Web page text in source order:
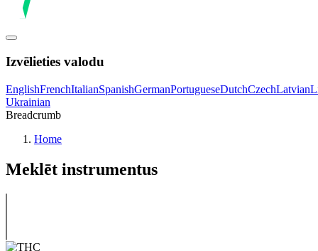
Izvēlieties valodu
EnglishFrenchItalianSpanishGermanPortugueseDutchCzechLatvian
Ukrainian
Breadcrumb
Home
Meklēt instrumentus